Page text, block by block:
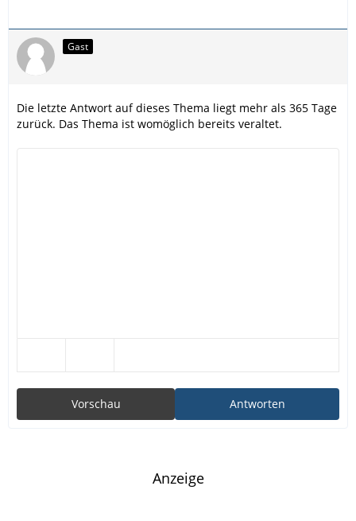
Gast
Die letzte Antwort auf dieses Thema liegt mehr als 365 Tage
zurück. Das Thema ist womöglich bereits veraltet.
Antworten
Vorschau
Anzeige